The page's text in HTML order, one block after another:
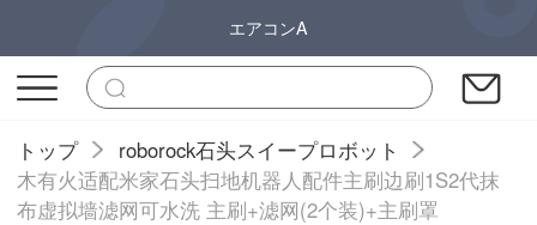
エアコンA
トップ
roborock石头スイープロボット
木有火适配米家石头扫地机器人配件主刷边刷1S2代抹
布虚拟墙滤网可水洗 主刷+滤网(2个装)+主刷罩